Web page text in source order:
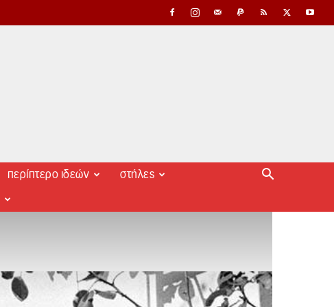
περίπτερο ιδεών στήλες